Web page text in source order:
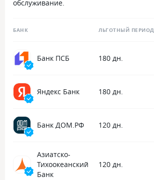
обслуживание.
БАНК ЛЬГОТНЫЙ ПЕРИОД
Банк ПСБ 180 дн.
Яндекс Банк 180 дн.
Банк ДОМ.РФ 120 дн.
Азиатско-
Тихоокеанский
Банк
120 дн.